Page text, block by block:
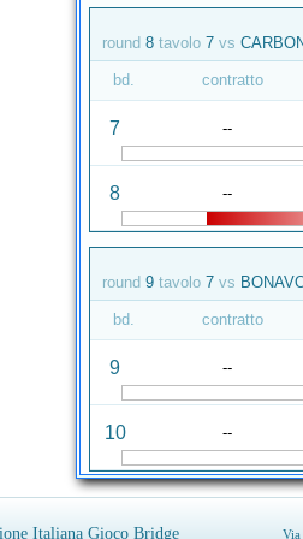
round 8 tavolo 7 vs
bd. contratto
7 --
8 --
round 9 tavolo 7 vs
bd. contratto
9 --
10 --
Italiana Gioco Bridge